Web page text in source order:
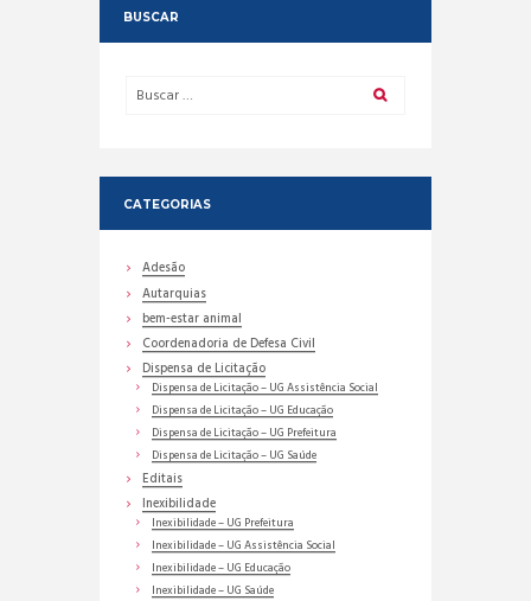
BUSCAR
CATEGORIAS
Adesão
Autarquias
bem-estar animal
Coordenadoria de Defesa Civil
Dispensa de Licitação
Dispensa de Licitação – UG Assistência Social
Dispensa de Licitação – UG Educação
Dispensa de Licitação – UG Prefeitura
Dispensa de Licitação – UG Saúde
Editais
Inexibilidade
Inexibilidade – UG Prefeitura
Inexibilidade – UG Assistência Social
Inexibilidade – UG Educação
Inexibilidade – UG Saúde